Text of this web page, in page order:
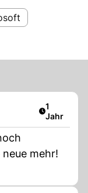
Artikel
1
Jahr
mehr!